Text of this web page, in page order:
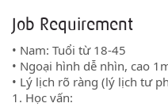
Job Requirement
• Nam: Tuổi từ 18-45
• Ngoại hình dễ nhìn, cao
• Lý lịch rõ ràng (lý lịch tư
1. Học vấn: